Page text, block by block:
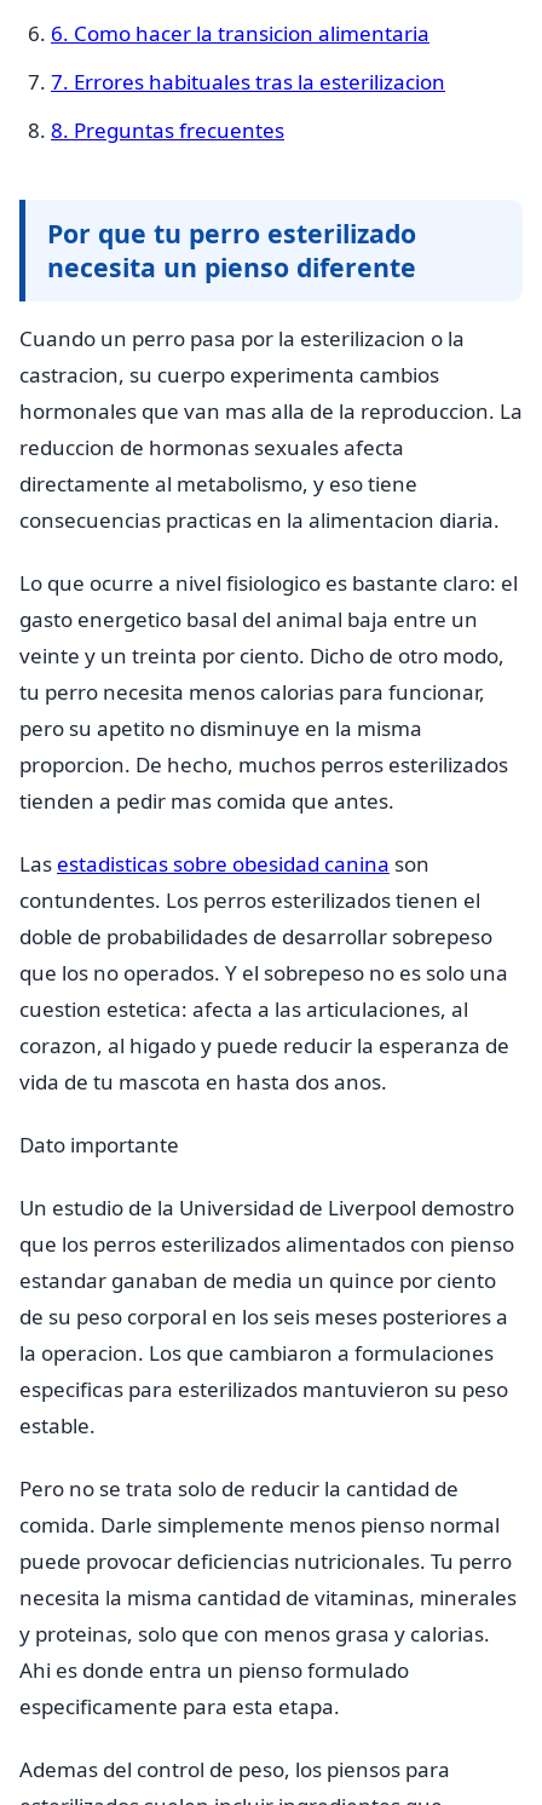
6. Como hacer la transicion alimentaria
7. Errores habituales tras la esterilizacion
8. Preguntas frecuentes
Por que tu perro esterilizado
necesita un pienso diferente
Cuando un perro pasa por la esterilizacion o la
castracion, su cuerpo experimenta cambios
hormonales que van mas alla de la reproduccion. La
reduccion de hormonas sexuales afecta
directamente al metabolismo, y eso tiene
consecuencias practicas en la alimentacion diaria.
Lo que ocurre a nivel fisiologico es bastante claro: el
gasto energetico basal del animal baja entre un
veinte y un treinta por ciento. Dicho de otro modo,
tu perro necesita menos calorias para funcionar,
pero su apetito no disminuye en la misma
proporcion. De hecho, muchos perros esterilizados
tienden a pedir mas comida que antes.
Las estadisticas sobre obesidad canina son
contundentes. Los perros esterilizados tienen el
doble de probabilidades de desarrollar sobrepeso
que los no operados. Y el sobrepeso no es solo una
cuestion estetica: afecta a las articulaciones, al
corazon, al higado y puede reducir la esperanza de
vida de tu mascota en hasta dos anos.
Dato importante
Un estudio de la Universidad de Liverpool demostro
que los perros esterilizados alimentados con pienso
estandar ganaban de media un quince por ciento
de su peso corporal en los seis meses posteriores a
la operacion. Los que cambiaron a formulaciones
especificas para esterilizados mantuvieron su peso
estable.
Pero no se trata solo de reducir la cantidad de
comida. Darle simplemente menos pienso normal
puede provocar deficiencias nutricionales. Tu perro
necesita la misma cantidad de vitaminas, minerales
y proteinas, solo que con menos grasa y calorias.
Ahi es donde entra un pienso formulado
especificamente para esta etapa.
Ademas del control de peso, los piensos para